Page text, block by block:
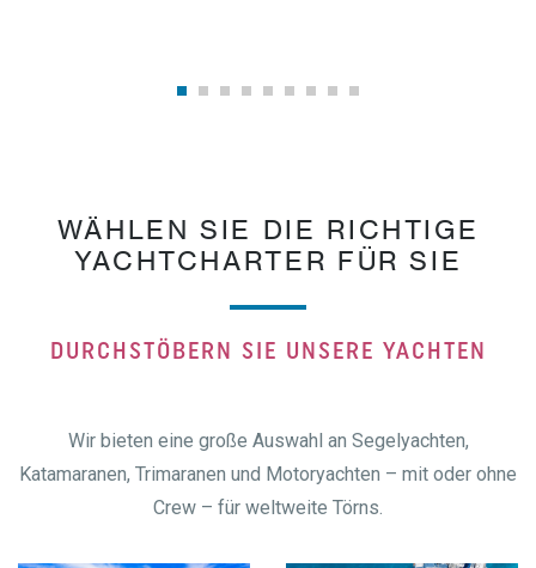
WÄHLEN SIE DIE RICHTIGE
YACHTCHARTER FÜR SIE
DURCHSTÖBERN SIE UNSERE YACHTEN
Wir bieten eine große Auswahl an Segelyachten,
Katamaranen, Trimaranen und Motoryachten – mit oder ohne
Crew – für weltweite Törns.